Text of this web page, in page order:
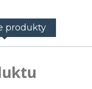
produkty